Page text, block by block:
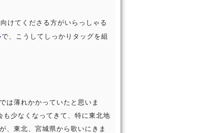
けてくださる方がいらっしゃる
で、こうしてしっかりタッグを組
は薄れかかっていたと思いま
少なくなってきて、特に東北地
、東北、宮城県から歌いにきま